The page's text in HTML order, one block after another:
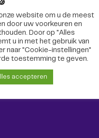
website om u de meest
door uw voorkeuren en
Door op "Alles
u in met het gebruik van
naar "Cookie-instellingen"
toestemming te geven.
accepteren